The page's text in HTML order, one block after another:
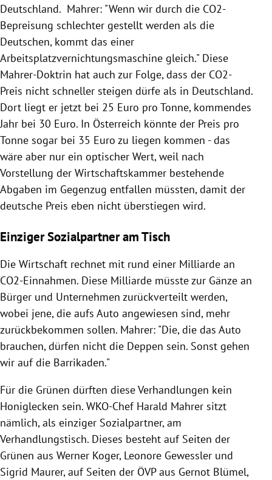
Deutschland. Mahrer: "Wenn wir durch die CO2-
Bepreisung schlechter gestellt werden als die
Deutschen, kommt das einer
Arbeitsplatzvernichtungsmaschine gleich." Diese
Mahrer-Doktrin hat auch zur Folge, dass der CO2-
Preis nicht schneller steigen dürfe als in Deutschland.
Dort liegt er jetzt bei 25 Euro pro Tonne, kommendes
Jahr bei 30 Euro. In Österreich könnte der Preis pro
Tonne sogar bei 35 Euro zu liegen kommen - das
wäre aber nur ein optischer Wert, weil nach
Vorstellung der Wirtschaftskammer bestehende
Abgaben im Gegenzug entfallen müssten, damit der
deutsche Preis eben nicht überstiegen wird.
Einziger Sozialpartner am Tisch
Die Wirtschaft rechnet mit rund einer Milliarde an
CO2-Einnahmen. Diese Milliarde müsste zur Gänze an
Bürger und Unternehmen zurückverteilt werden,
wobei jene, die aufs Auto angewiesen sind, mehr
zurückbekommen sollen. Mahrer: "Die, die das Auto
brauchen, dürfen nicht die Deppen sein. Sonst gehen
wir auf die Barrikaden."
Für die Grünen dürften diese Verhandlungen kein
Honiglecken sein. WKO-Chef Harald Mahrer sitzt
nämlich, als einziger Sozialpartner, am
Verhandlungstisch. Dieses besteht auf Seiten der
Grünen aus Werner Koger, Leonore Gewessler und
Sigrid Maurer, auf Seiten der ÖVP aus Gernot Blümel,